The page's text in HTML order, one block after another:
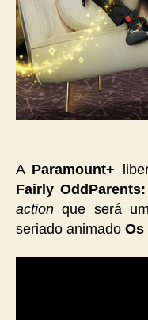
A Paramount+
Fairly
action que será
seriado animado Os